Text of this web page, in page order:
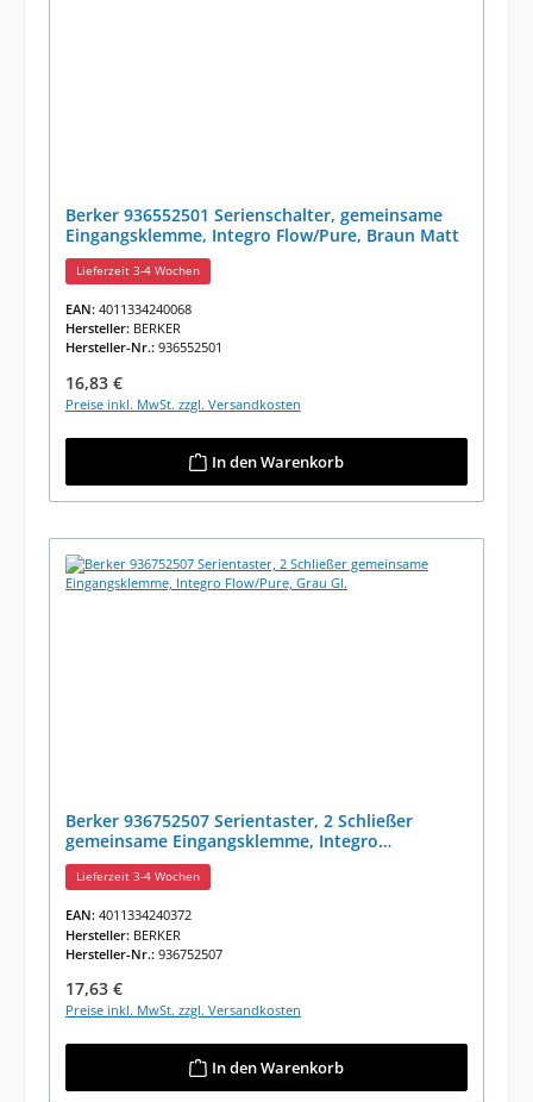
Berker 936552501 Serienschalter, gemeinsame
Eingangsklemme, Integro Flow/Pure, Braun Matt
Lieferzeit 3-4 Wochen
EAN: 4011334240068
Hersteller: BERKER
Hersteller-Nr.: 936552501
Regulärer Preis:
16,83 €
Preise inkl. MwSt. zzgl. Versandkosten
In den Warenkorb
Berker 936752507 Serientaster, 2 Schließer
gemeinsame Eingangsklemme, Integro
Flow/Pure, Grau Gl.
Lieferzeit 3-4 Wochen
EAN: 4011334240372
Hersteller: BERKER
Hersteller-Nr.: 936752507
Regulärer Preis:
17,63 €
Preise inkl. MwSt. zzgl. Versandkosten
In den Warenkorb